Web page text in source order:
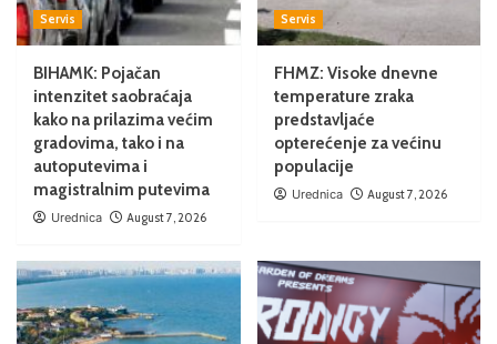
Servis
BIHAMK: Pojačan
intenzitet saobraćaja
kako na prilazima većim
gradovima, tako i na
autoputevima i
magistralnim putevima
Urednica August 7, 2026
Servis
FHMZ: Visoke dnevne
temperature zraka
predstavljaće
opterećenje za većinu
populacije
Urednica August 7, 2026